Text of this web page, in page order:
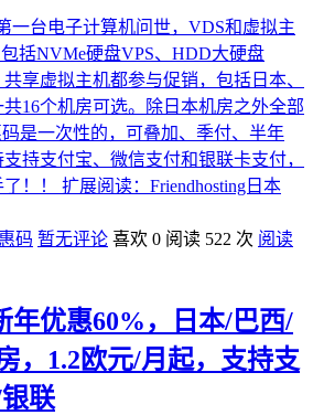
一台电子计算机问世，VDS和虚拟主
括NVMe硬盘VPS、HDD大硬盘
享虚拟主机都参与促销，包括日本、
16个机房可选。除日本机房之外全部
是一次性的，可叠加、季付、半年
持支付宝、微信支付和银联卡支付，
！！ 扩展阅读：Friendhosting日本
码 暂无评论 喜欢 0 阅读 522 次 阅读
年优惠60%，日本/巴西/
，1.2欧元/月起，支持支
联